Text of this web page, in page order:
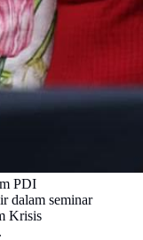
PDI
dalam seminar
Krisis